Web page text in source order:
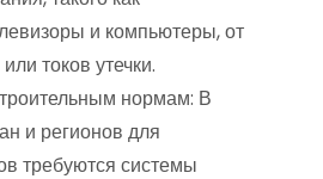
и компьютеры, от
токов утечки.
нормам: В
и регионов для
требуются системы